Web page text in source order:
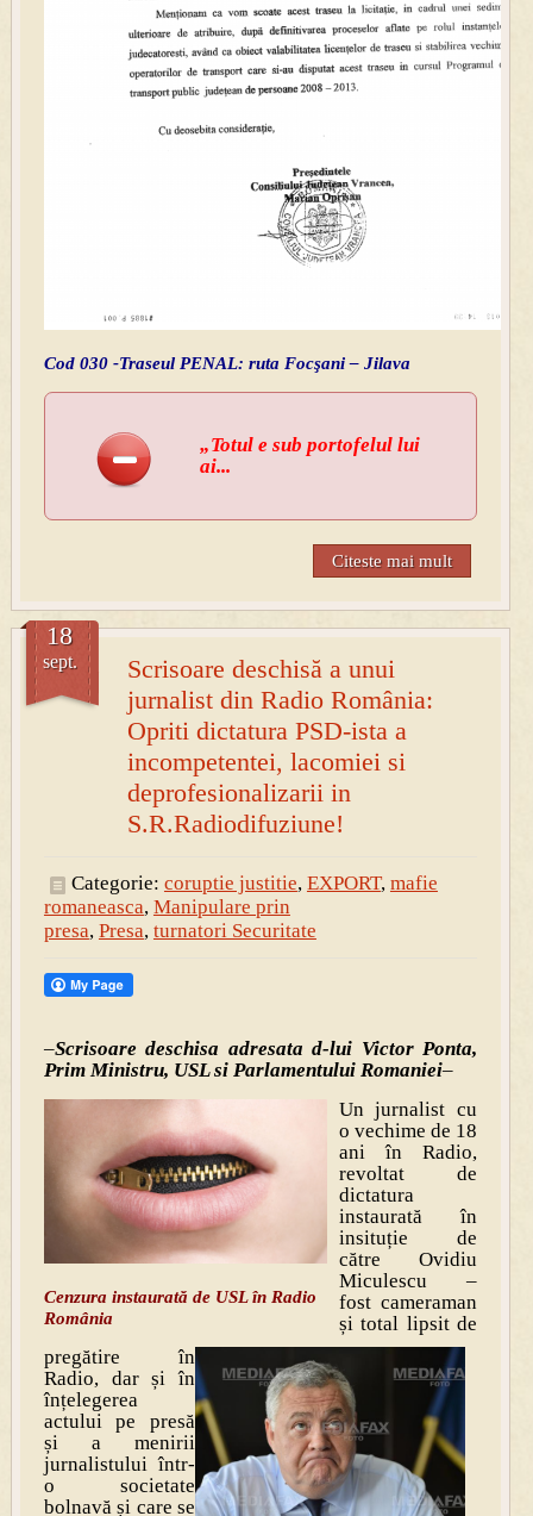
Cod 030 -Traseul PENAL: ruta Focşani – Jilava
„Totul e sub portofelul lui
ai...
Citeste mai mult
Scrisoare deschisă a unui
jurnalist din Radio România:
Opriti dictatura PSD-ista a
incompetentei, lacomiei si
deprofesionalizarii in
S.R.Radiodifuziune!
18
sept.
Categorie: coruptie justitie, EXPORT, mafie
romaneasca, Manipulare prin
presa, Presa, turnatori Securitate
–Scrisoare deschisa adresata d-lui Victor Ponta,
Prim Ministru, USL si Parlamentului Romaniei–
Cenzura instaurată de USL în Radio
România
Un jurnalist cu
o vechime de 18
ani în Radio,
revoltat de
dictatura
instaurată în
insituție de
către Ovidiu
Miculescu –
fost cameraman
și total lipsit de
pregătire în
Radio, dar și în
înțelegerea
actului pe presă
și a menirii
jurnalistului într-
o societate
bolnavă și care se